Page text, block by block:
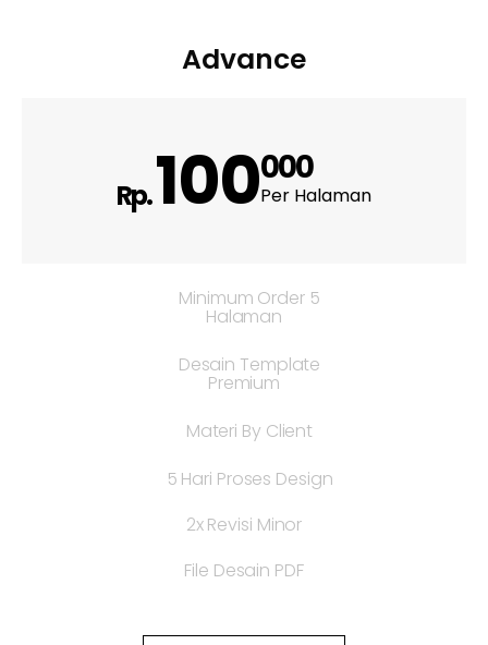
Advance
Rp.100000
Per Halaman
Minimum Order 5
Halaman
Desain Template
Premium
Materi By Client
5 Hari Proses Design
2x Revisi Minor
File Desain PDF